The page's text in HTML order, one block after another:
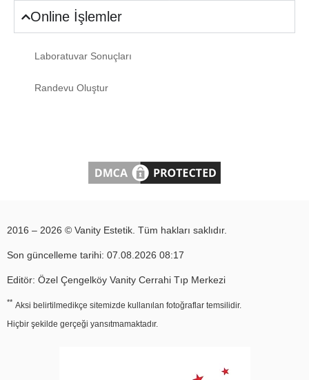
Online İşlemler
Laboratuvar Sonuçları
Randevu Oluştur
2016 – 2026 © Vanity Estetik. Tüm hakları saklıdır.
Son güncelleme tarihi: 07.08.2026 08:17
Editör: Özel Çengelköy Vanity Cerrahi Tıp Merkezi
** Aksi belirtilmedikçe sitemizde kullanılan fotoğraflar temsilidir.
Hiçbir şekilde gerçeği yansıtmamaktadır.